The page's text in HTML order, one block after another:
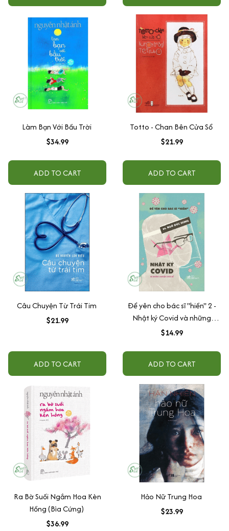
Làm Bạn Với Bầu Trời
$34.99
ADD TO CART
Totto - Chan Bên Cửa Sổ
$21.99
ADD TO CART
Câu Chuyện Từ Trái Tim
$21.99
ADD TO CART
Để yên cho bác sĩ "hiền" 2 -
Nhật ký Covid và những
chuyện chưa kể
$14.99
ADD TO CART
Ra Bờ Suối Ngắm Hoa Kèn
Hồng (Bìa Cứng)
$36.99
Hảo Nữ Trung Hoa
$23.99